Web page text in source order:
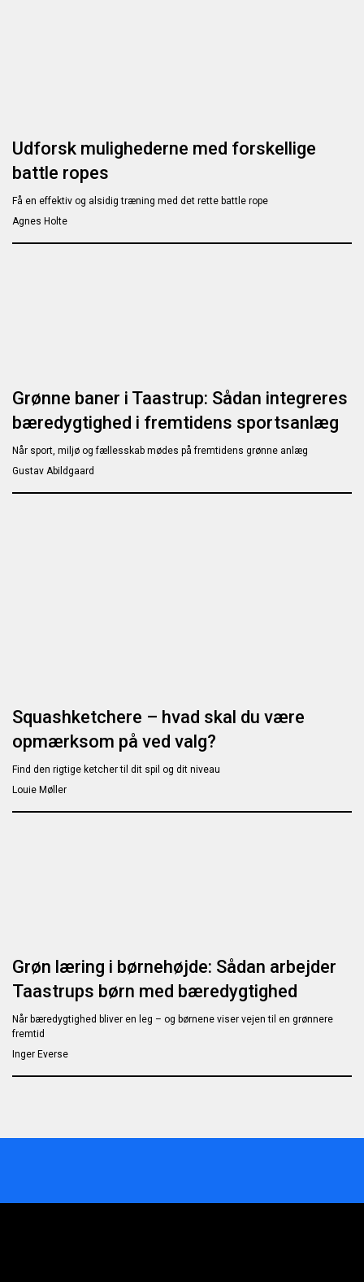
Udforsk mulighederne med forskellige
battle ropes
Få en effektiv og alsidig træning med det rette battle rope
Agnes Holte
Grønne baner i Taastrup: Sådan integreres
bæredygtighed i fremtidens sportsanlæg
Når sport, miljø og fællesskab mødes på fremtidens grønne anlæg
Gustav Abildgaard
Squashketchere – hvad skal du være
opmærksom på ved valg?
Find den rigtige ketcher til dit spil og dit niveau
Louie Møller
Grøn læring i børnehøjde: Sådan arbejder
Taastrups børn med bæredygtighed
Når bæredygtighed bliver en leg – og børnene viser vejen til en grønnere
fremtid
Inger Everse